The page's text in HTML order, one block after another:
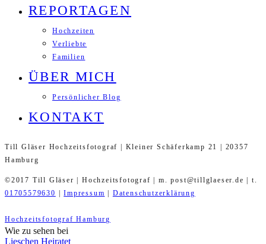
REPORTAGEN
Hochzeiten
Verliebte
Familien
ÜBER MICH
Persönlicher Blog
KONTAKT
Till Gläser Hochzeitsfotograf | Kleiner Schäferkamp 21 | 20357
Hamburg
©2017 Till Gläser | Hochzeitsfotograf | m. post@tillglaeser.de | t.
01705579630
|Impressum Datenschutzerklärung
Hochzeitsfotograf Hamburg
Wie zu sehen bei
Lieschen Heiratet